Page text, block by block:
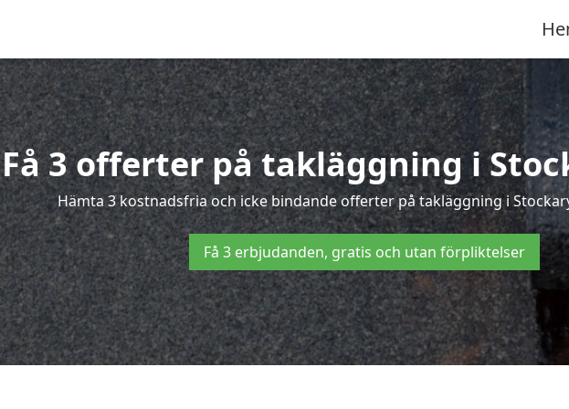
Få 3 offerter på takläggning i
Hämta 3 kostnadsfria och icke bindande offerter på takläggning i
Få 3 erbjudanden, gratis och utan förpliktelser